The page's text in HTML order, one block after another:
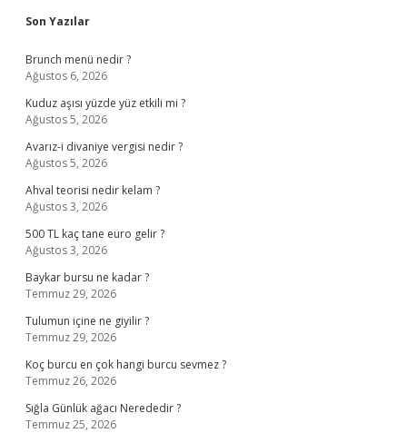
Sidebar
Son Yazılar
Brunch menü nedir ?
Ağustos 6, 2026
Kuduz aşısı yüzde yüz etkili mi ?
Ağustos 5, 2026
Avarız-i divaniye vergisi nedir ?
Ağustos 5, 2026
Ahval teorisi nedir kelam ?
Ağustos 3, 2026
500 TL kaç tane euro gelir ?
Ağustos 3, 2026
Baykar bursu ne kadar ?
Temmuz 29, 2026
Tulumun içine ne giyilir ?
Temmuz 29, 2026
Koç burcu en çok hangi burcu sevmez ?
Temmuz 26, 2026
Sığla Günlük ağacı Nerededir ?
Temmuz 25, 2026